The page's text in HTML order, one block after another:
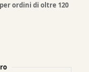
ordini di oltre 120